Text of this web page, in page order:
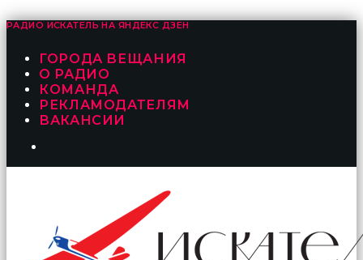
РАДИО ИСКАТЕЛЬ НА ЯНДЕКС ДЗЕН
ГОРОДА ВЕЩАНИЯ
О РАДИО
КОМАНДА
РЕКЛАМОДАТЕЛЯМ
ВАКАНСИИ